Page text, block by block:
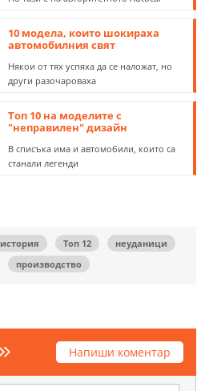
10 модела, които шокираха
автомобилния свят
Някои от тях успяха да се наложат, но
други разочароваха
Топ 10 на моделите с
"неправилен" дизайн
В списъка има и автомобили, които са
станали легенди
история Топ 12
неуданици
производство
Напиши коментар